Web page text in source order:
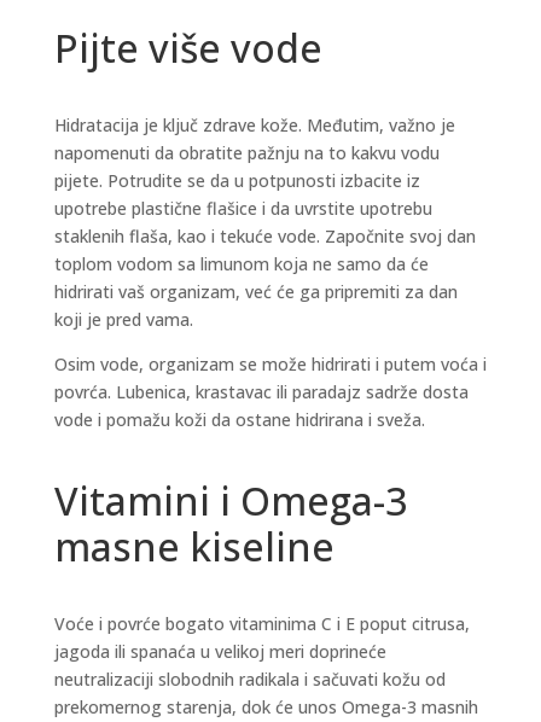
Pijte više vode
Hidratacija je ključ zdrave kože. Međutim, važno je
napomenuti da obratite pažnju na to kakvu vodu
pijete. Potrudite se da u potpunosti izbacite iz
upotrebe plastične flašice i da uvrstite upotrebu
staklenih flaša, kao i tekuće vode. Započnite svoj dan
toplom vodom sa limunom koja ne samo da će
hidrirati vaš organizam, već će ga pripremiti za dan
koji je pred vama.
Osim vode, organizam se može hidrirati i putem voća i
povrća. Lubenica, krastavac ili paradajz sadrže dosta
vode i pomažu koži da ostane hidrirana i sveža.
Vitamini i Omega-3
masne kiseline
Voće i povrće bogato vitaminima C i E poput citrusa,
jagoda ili spanaća u velikoj meri doprineće
neutralizaciji slobodnih radikala i sačuvati kožu od
prekomernog starenja, dok će unos Omega-3 masnih